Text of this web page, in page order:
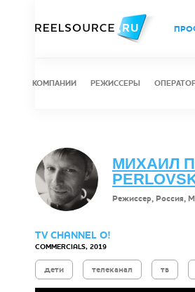
КОМПАНИИ РЕЖИССЕРЫ
МИХАИЛ
Режиссер, Россия,
TV CHANNEL O!
COMMERCIALS, 2019
дети телеканал тв